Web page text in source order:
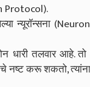
Protocol).
न्यूरॉन्सना
धारी तलवार आहे.
करू शकतो,